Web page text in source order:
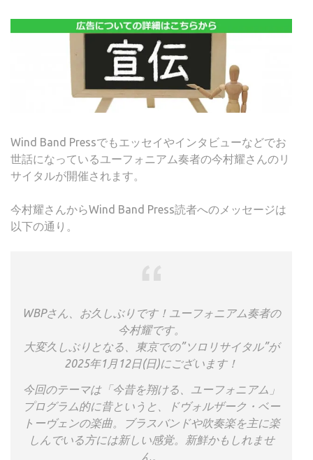
Wind Band Pressでもエッセイやインタビューなどでお
世話になっているユーフォニアム奏者の今村耀さんのリ
サイタルが開催されます。
今村耀さんからWind Band Press読者へのメッセージは
以下の通り。
WBPさん、お久しぶりです！ユーフォニアム奏者の
今村耀です。
大変久しぶりとなる、東京での”ソロリサイタル”が
2025年1月12日(日)にございます！
今回のテーマは「今昔を翔ける、ユーフォニアム」
プログラム的に昔というと、ドヴォルザーク・ベー
トーヴェンの楽曲。ブラスバンドや吹奏楽を主に楽
しんでいる方には新しい感覚。新鮮かもしれませ
ん。